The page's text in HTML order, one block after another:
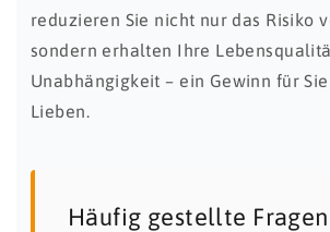
reduzieren Sie nicht nur das Risiko
sondern erhalten Ihre
Unabhängigkeit – ein Gewinn für
Lieben.
Häufig gestellte Fragen